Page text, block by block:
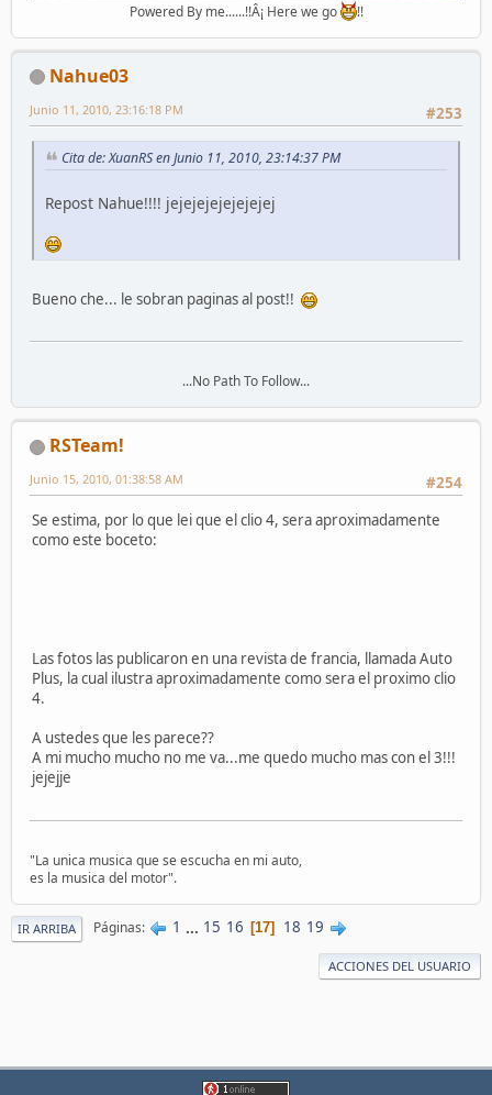
Powered By me......!!Â¡ Here we go !!
Nahue03
#253
Junio 11, 2010, 23:16:18 PM
Cita de: XuanRS en Junio 11, 2010, 23:14:37 PM
Repost Nahue!!!! jejejejejejejejej
Bueno che... le sobran paginas al post!!
...No Path To Follow...
RSTeam!
#254
Junio 15, 2010, 01:38:58 AM
Se estima, por lo que lei que el clio 4, sera aproximadamente
como este boceto:
Las fotos las publicaron en una revista de francia, llamada Auto
Plus, la cual ilustra aproximadamente como sera el proximo clio
4.
A ustedes que les parece??
A mi mucho mucho no me va...me quedo mucho mas con el 3!!!
jejejje
"La unica musica que se escucha en mi auto,
es la musica del motor".
IR ARRIBA Páginas 1 ... 15 16 17 18 19
ACCIONES DEL USUARIO